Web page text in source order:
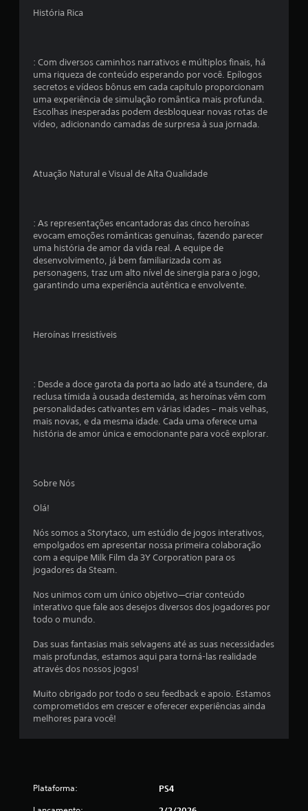
História Rica
: Com diversos caminhos narrativos e múltiplos finais, há
uma riqueza de conteúdo esperando por você. Epílogos
secretos e vídeos bônus em cada capítulo proporcionam
uma experiência de simulação romântica mais profunda.
Escolhas inesperadas podem desbloquear novas rotas de
vídeo, adicionando camadas de surpresa à sua jornada.
Atuação Natural e Visual de Alta Qualidade
: As representações encantadoras das cinco heroínas
evocam emoções românticas genuínas, fazendo parecer
uma história de amor da vida real. A equipe de
desenvolvimento, já bem familiarizada com as
personagens, traz um alto nível de sinergia para o jogo,
garantindo uma experiência autêntica e envolvente.
Heroínas Irresistíveis
: Desde a doce garota da porta ao lado até a tsundere, da
reclusa tímida à ousada destemida, as heroínas vêm com
personalidades cativantes em várias idades – mais velhas,
mais novas, e da mesma idade. Cada uma oferece uma
história de amor única e emocionante para você explorar.
Sobre Nós
Olá!
Nós somos a Storytaco, um estúdio de jogos interativos,
empolgados em apresentar nossa primeira colaboração
com a equipe Milk Film da 3Y Corporation para os
jogadores da Steam.
Nos unimos com um único objetivo—criar conteúdo
interativo que fale aos desejos diversos dos jogadores por
todo o mundo.
Das suas fantasias mais selvagens até as suas necessidades
mais profundas, estamos aqui para torná-las realidade
através dos nossos jogos!
Muito obrigado por todo o seu feedback e apoio. Estamos
comprometidos em crescer e oferecer experiências ainda
melhores para você!
Plataforma: PS4